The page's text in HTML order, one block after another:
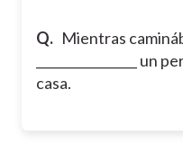
Q. Mientras
________________
casa.